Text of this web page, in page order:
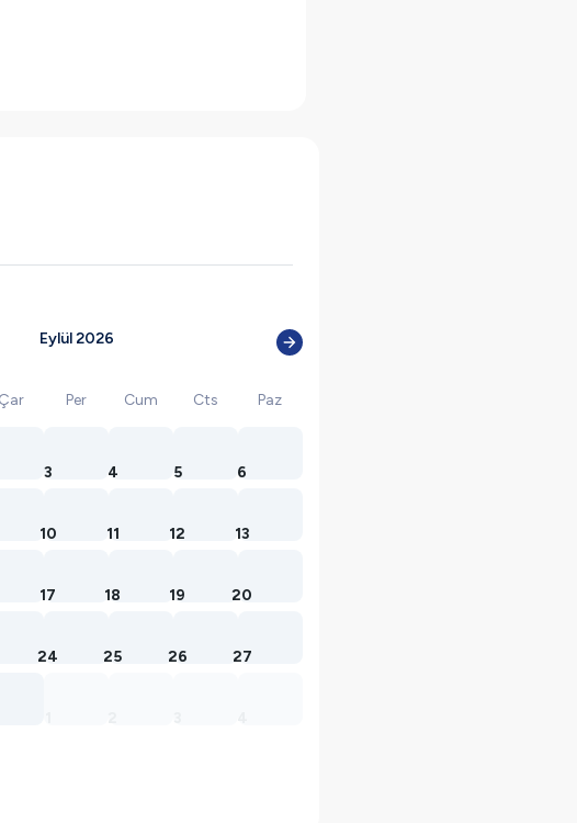
Eylül 2026
Çar Per Cum Cts Paz
3 4 5 6
10 11 12 13
17 18 19 20
24 25 26 27